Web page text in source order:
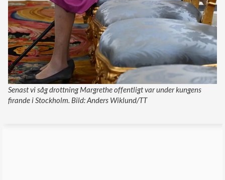
Senast vi såg drottning Margrethe offentligt var under kungens
firande i Stockholm. Bild: Anders Wiklund/TT